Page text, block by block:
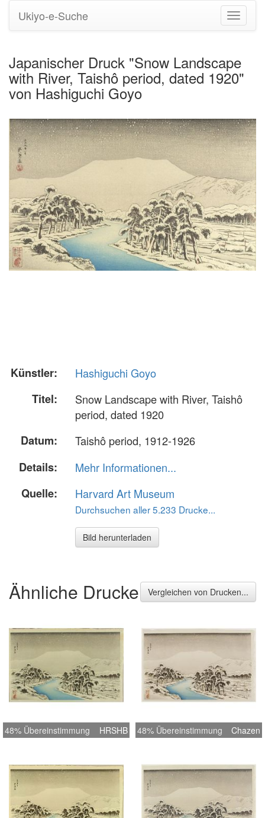
Ukiyo-e-Suche
Japanischer Druck "Snow Landscape
with River, Taishô period, dated 1920"
von Hashiguchi Goyo
Künstler:
Hashiguchi Goyo
Titel:
Snow Landscape with River, Taishô
period, dated 1920
Datum:
Taishô period, 1912-1926
Details:
Mehr Informationen...
Quelle:
Harvard Art Museum
Durchsuchen aller 5.233 Drucke...
Bild herunterladen
Ähnliche Drucke Vergleichen von Drucken...
48% Übereinstimmung HRSHB 48% Übereinstimmung Chazen